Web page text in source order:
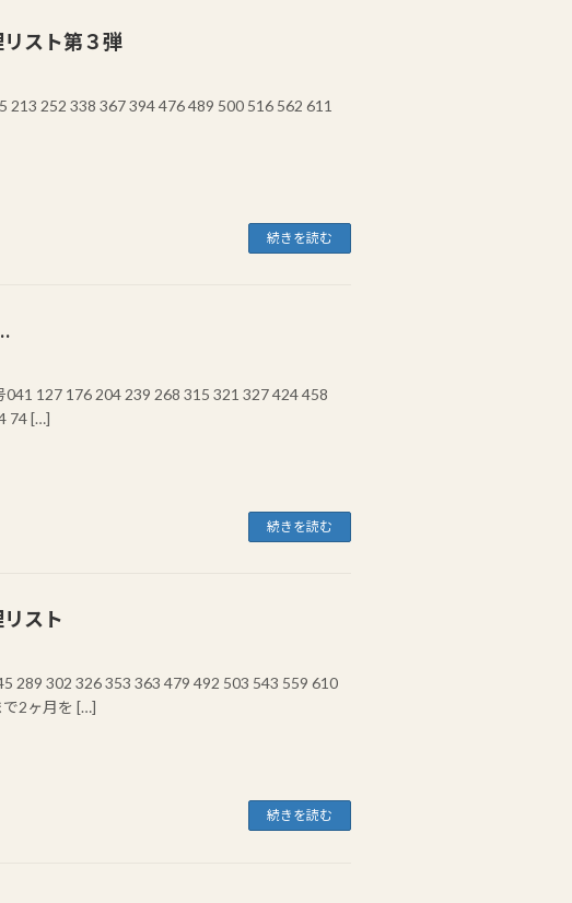
スト第３弾
252 338 367 394 476 489 500 516 562 611
続きを読む
127 176 204 239 268 315 321 327 424 458
74 […]
続きを読む
スト
289 302 326 353 363 479 492 503 543 559 610
2ヶ月を […]
続きを読む